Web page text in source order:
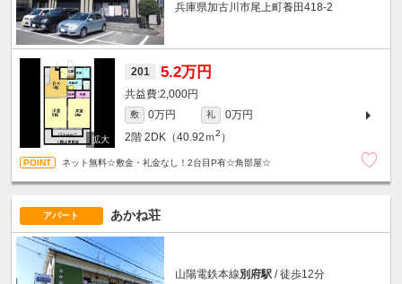
兵庫県加古川市尾上町養田418-2
201 5.2万円
2,000円
敷 0万円 礼
0万円
2階 2DK（40.92ｍ2 ）
ネット無料☆敷金・礼金なし！2台目P有☆角部屋☆
アパート あかね荘
山陽電鉄本線別府駅 / 徒歩12分